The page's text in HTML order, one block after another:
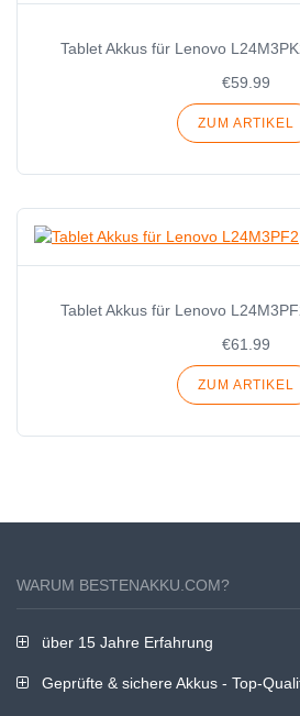
Tablet Akkus für Lenovo
€59.99
ZUM ARTIKEL
Tablet Akkus für Lenovo
€61.99
ZUM ARTIKEL
WARUM BESTENAKKU.COM?
über 15 Jahre Erfahrung
Geprüfte & sichere Akkus - Top-